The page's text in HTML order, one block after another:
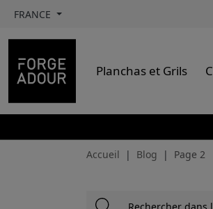
FRANCE
Planchas et Grils
Accueil Blog Page 2